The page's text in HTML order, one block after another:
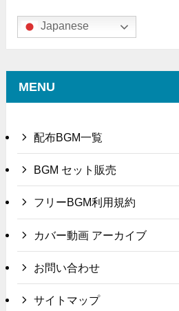
Japanese
MENU
配布BGM一覧
BGM セット販売
フリーBGM利用規約
カバー動画 アーカイブ
お問い合わせ
サイトマップ